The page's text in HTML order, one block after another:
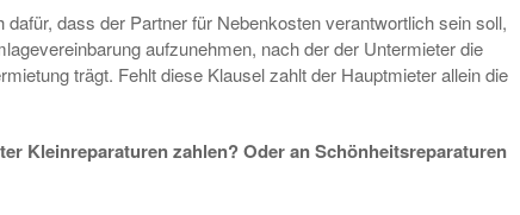
dafür, dass der Partner für Nebenkosten verantwortlich sein soll,
aufzunehmen, nach der der Untermieter die
trägt. Fehlt diese Klausel zahlt der Hauptmieter allein die
Kleinreparaturen zahlen? Oder an Schönheitsreparaturen